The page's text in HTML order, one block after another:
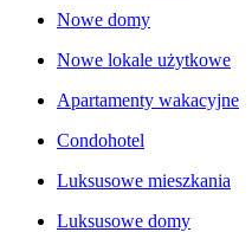
Nowe domy
Nowe lokale użytkowe
Apartamenty wakacyjne
Condohotel
Luksusowe mieszkania
Luksusowe domy